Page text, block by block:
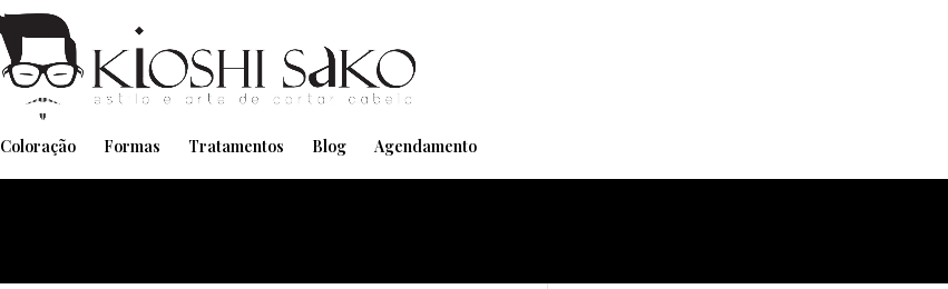
Coloração Formas Tratamentos Blog Agendamento
Pensando em transformar seu Visual??
Agende pelo Whatsapp